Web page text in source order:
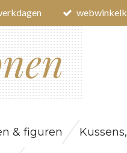
& figuren